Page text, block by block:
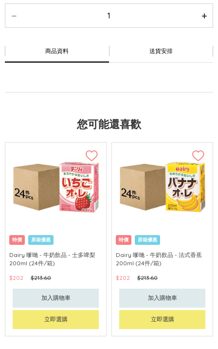
商品資料 送貨安排
您可能還喜歡
特價 原箱優惠
Dairy 嗲哋 - 牛奶飲品 - 士多啤梨
200ml (24件/箱)
$202
$213.60
加入購物車
立即選購
特價 原箱優惠
Dairy 嗲哋 - 牛奶飲品 - 法式香蕉
200ml (24件/箱)
$202
$213.60
加入購物車
立即選購